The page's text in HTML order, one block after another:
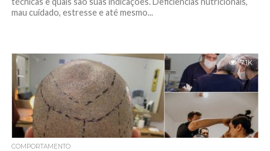
mau cuidado, estresse e até mesmo...
7.1K
COMPORTAMENTO